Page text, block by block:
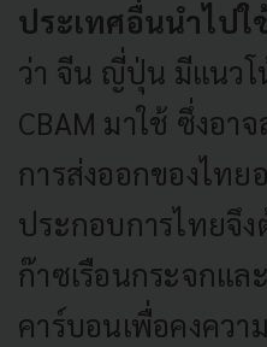
ประเทศอื่นนำไปใ
ว่า จีน ญี่ปุ่น มีแนวโ
CBAM มาใช้ ซึ่งอา
การส่งออกของไทย
ประกอบการไทยจึง
ก๊าซเรือนกระจกแล
คาร์บอนเพื่อคงควา